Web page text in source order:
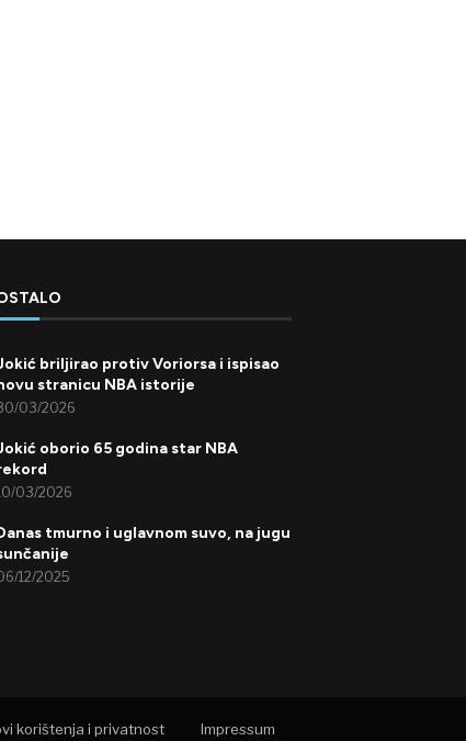
briljirao protiv Voriorsa i ispisao
stranicu NBA istorije
03/2026
oborio 65 godina star NBA
03/2026
tmurno i uglavnom suvo, na jugu
12/2025
korištenja i privatnost Impressum